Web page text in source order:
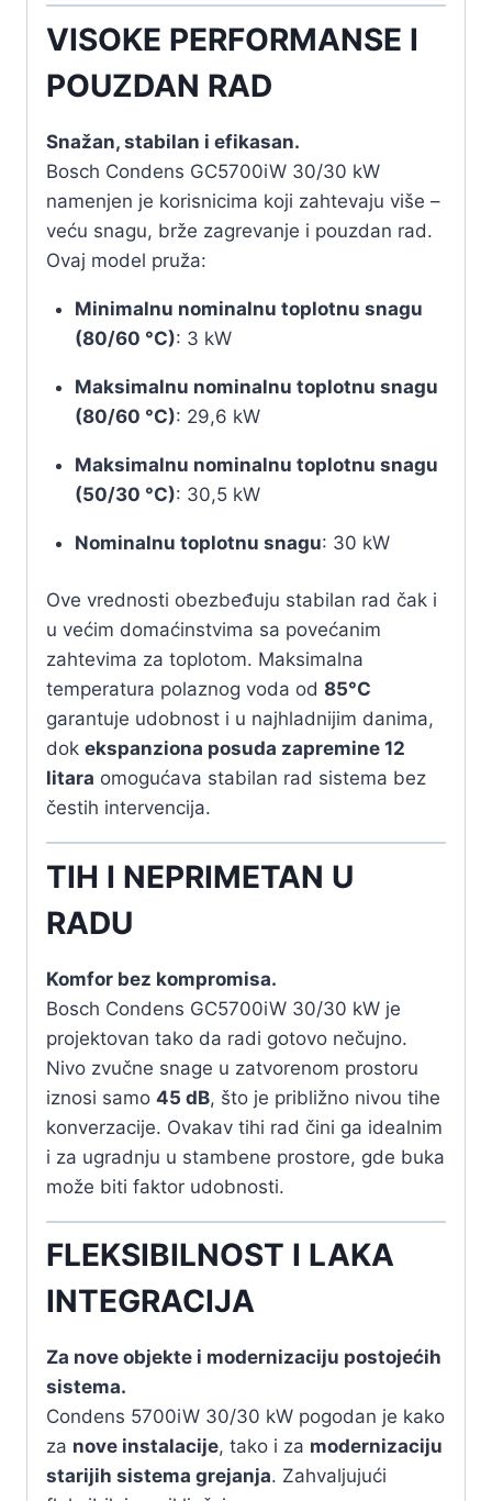
VISOKE PERFORMANSE I
POUZDAN RAD
Snažan, stabilan i efikasan.
Bosch Condens GC5700iW 30/30 kW
namenjen je korisnicima koji zahtevaju više –
veću snagu, brže zagrevanje i pouzdan rad.
Ovaj model pruža:
Minimalnu nominalnu toplotnu snagu
(80/60 °C): 3 kW
Maksimalnu nominalnu toplotnu snagu
(80/60 °C): 29,6 kW
Maksimalnu nominalnu toplotnu snagu
(50/30 °C): 30,5 kW
Nominalnu toplotnu snagu: 30 kW
Ove vrednosti obezbeđuju stabilan rad čak i
u većim domaćinstvima sa povećanim
zahtevima za toplotom. Maksimalna
temperatura polaznog voda od 85°C
garantuje udobnost i u najhladnijim danima,
dok ekspanziona posuda zapremine 12
litara omogućava stabilan rad sistema bez
čestih intervencija.
TIH I NEPRIMETAN U
RADU
Komfor bez kompromisa.
Bosch Condens GC5700iW 30/30 kW je
projektovan tako da radi gotovo nečujno.
Nivo zvučne snage u zatvorenom prostoru
iznosi samo 45 dB, što je približno nivou tihe
konverzacije. Ovakav tihi rad čini ga idealnim
i za ugradnju u stambene prostore, gde buka
može biti faktor udobnosti.
FLEKSIBILNOST I LAKA
INTEGRACIJA
Za nove objekte i modernizaciju postojećih
sistema.
Condens 5700iW 30/30 kW pogodan je kako
za nove instalacije, tako i za modernizaciju
starijih sistema grejanja. Zahvaljujući